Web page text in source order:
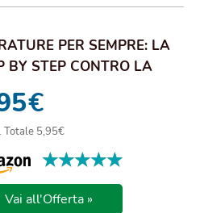
PER SEMPRE: LA
BY STEP CONTRO LA
€
Totale 5,95€
★★★★★
★★★★★
Vai all'Offerta »